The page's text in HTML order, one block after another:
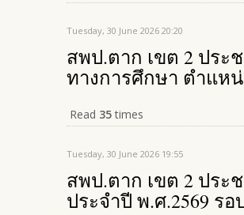
Tuesday, 30 June 2026 20:20
สพป.ตาก เขต 2 ประ
ทางการศึกษา ตำแห
Read 35times
Tuesday, 30 June 2026 19:55
สพป.ตาก เขต 2 ปร
ประจำปี พ.ศ.2569 รอ